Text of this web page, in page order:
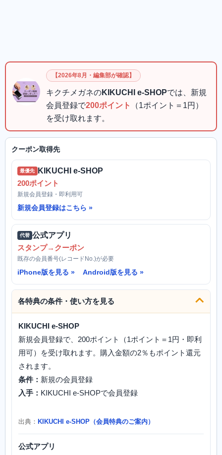
【2026年8月・編集部が確認】
キクチメガネのKIKUCHI e-SHOPでは、新規
会員登録で200ポイント
（1ポイント＝1円）
を受け取れます。
クーポン取得先
最優先 KIKUCHI e-SHOP
200ポイント
新規会員登録・即利用可
新規会員登録はこちら
代替 公式アプリ
スタンプ→クーポン
既存の会員番号(レコードNo.)が必要
iPhone版を見る Android版を見る
各特典の条件・使い方を見る
KIKUCHI e-SHOP
新規会員登録で、200ポイント（1ポイント＝1円・即利
用可）を受け取れます。購入金額の2％もポイント還元
されます。
条件： 新規の会員登録
入手： KIKUCHI e-SHOPで会員登録
出典： KIKUCHI e-SHOP（会員特典のご案内）
公式アプリ